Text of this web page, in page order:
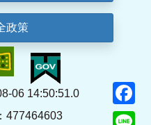
政策
06 14:50:51.0
477464603